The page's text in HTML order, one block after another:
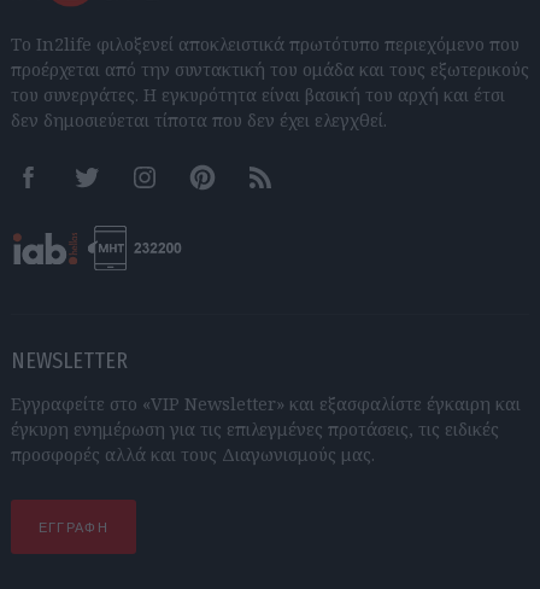
Το In2life φιλοξενεί αποκλειστικά πρωτότυπο περιεχόμενο που
προέρχεται από την συντακτική του ομάδα και τους εξωτερικούς
του συνεργάτες. Η εγκυρότητα είναι βασική του αρχή και έτσι
δεν δημοσιεύεται τίποτα που δεν έχει ελεγχθεί.
FacebookTwitter InstagramPinterestRSS feeds
NEWSLETTER
Εγγραφείτε στο «VIP Newsletter» και εξασφαλίστε έγκαιρη και
έγκυρη ενημέρωση για τις επιλεγμένες προτάσεις, τις ειδικές
προσφορές αλλά και τους Διαγωνισμούς μας.
ΕΓΓΡΑΦΗ